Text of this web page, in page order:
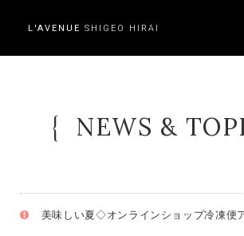
L'AVENUE SHIGEO HIRAI
NEWS &
美味しい夏◇オンラインショップ冷凍便